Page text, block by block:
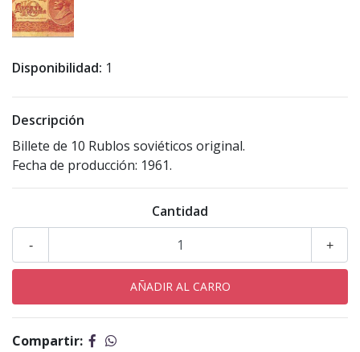
Disponibilidad: 1
Descripción
Billete de 10 Rublos soviéticos original.
Fecha de producción: 1961.
Cantidad
+
-
Compartir: